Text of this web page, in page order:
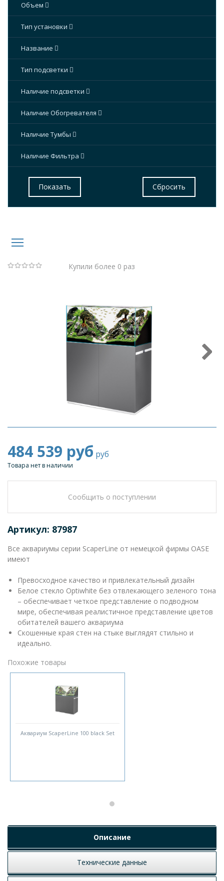
Объем
Тип установки
Название
Тип подсветки
Наличие подсветки
Наличие Обогревателя
Наличие Тумбы
Наличие Фильтра
Купили более 0 раз
484 539 руб руб
Товара нет в наличии
Сообщить о поступлении
Артикул: 87987
Все аквариумы серии ScaperLine от немецкой фирмы OASE
имеют
Превосходное качество и привлекательный дизайн
Белое стекло Optiwhite без отвлекающего зеленого тона
– обеспечивает четкое представление о подводном
мире, обеспечивая реалистичное представление цветов
обитателей вашего аквариума
Скошенные края стен на стыке выглядят стильно и
идеально.
Похожие товары
Аквариум ScaperLine 100 black Set
Описание
Технические данные